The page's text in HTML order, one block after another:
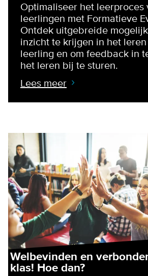
Optimaliseer het leerproces
leerlingen met Formatieve
Ontdek uitgebreide
inzicht te krijgen in het
leerling en om feedback in
het leren bij te sturen.
Lees meer
Welbevinden en
klas! Hoe dan?